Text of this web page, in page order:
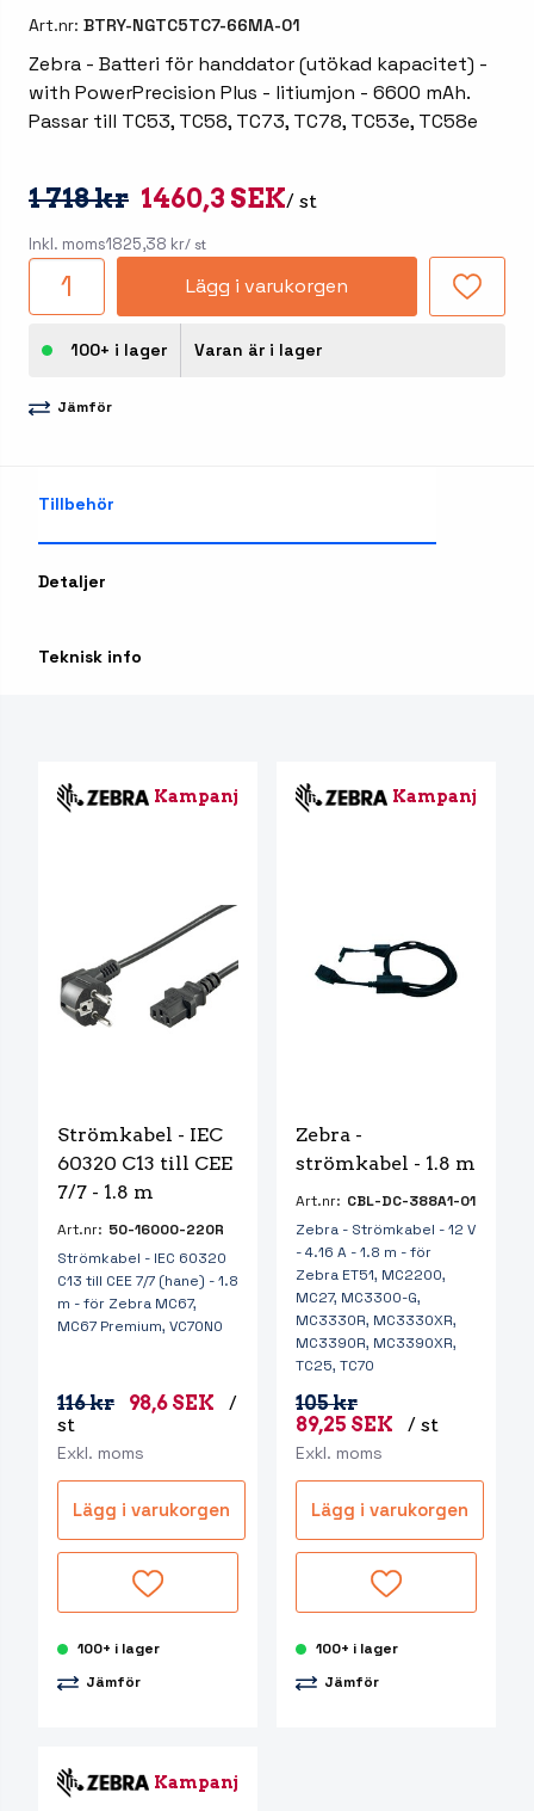
Art.nr: BTRY-NGTC5TC7-66MA-01
Zebra - Batteri för handdator (utökad kapacitet) -
with PowerPrecision Plus - litiumjon - 6600 mAh.
Passar till TC53, TC58, TC73, TC78, TC53e, TC58e
1 718 kr 1460,3 SEK/ st
Inkl. moms1825,38 kr/ st
Lägg i varukorgen
100+ i lager Varan är i lager
Jämför
Tillbehör
Detaljer
Teknisk info
Kampanj
Strömkabel - IEC
60320 C13 till CEE
7/7 - 1.8 m
Art.nr: 50-16000-220R
Strömkabel - IEC 60320
C13 till CEE 7/7 (hane) - 1.8
m - för Zebra MC67,
MC67 Premium, VC70N0
116 kr 98,6 SEK
/
st
Exkl. moms
Lägg i varukorgen
100+ i lager
Jämför
Kampanj
Zebra -
strömkabel - 1.8 m
Art.nr: CBL-DC-388A1-01
Zebra - Strömkabel - 12 V
- 4.16 A - 1.8 m - för
Zebra ET51, MC2200,
MC27, MC3300-G,
MC3330R, MC3330XR,
MC3390R, MC3390XR,
TC25, TC70
105 kr
89,25 SEK
/ st
Exkl. moms
Lägg i varukorgen
100+ i lager
Jämför
Kampanj